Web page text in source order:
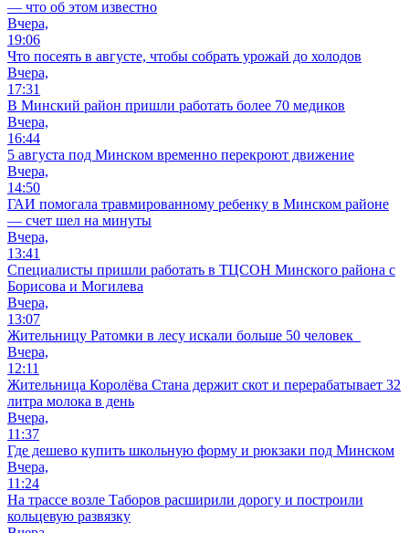
— что об этом известно
Вчера,
19:06
Что посеять в августе, чтобы собрать урожай до холодов
Вчера,
17:31
В Минский район пришли работать более 70 медиков
Вчера,
16:44
5 августа под Минском временно перекроют движение
Вчера,
14:50
ГАИ помогала травмированному ребенку в Минском районе
— счет шел на минуты
Вчера,
13:41
Специалисты пришли работать в ТЦСОН Минского района с
Борисова и Могилева
Вчера,
13:07
Жительницу Ратомки в лесу искали больше 50 человек
Вчера,
12:11
Жительница Королёва Стана держит скот и перерабатывает 32
литра молока в день
Вчера,
11:37
Где дешево купить школьную форму и рюкзаки под Минском
Вчера,
11:24
На трассе возле Таборов расширили дорогу и построили
кольцевую развязку